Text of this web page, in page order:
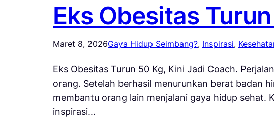
Eks Obesitas
Maret 8, 2026Gaya Hidup Seimbang?, Inspirasi,
Eks Obesitas Turun 50 Kg, Kini Jadi Coach.
orang. Setelah berhasil menurunkan berat badan
membantu orang lain menjalani gaya hidup
inspirasi…